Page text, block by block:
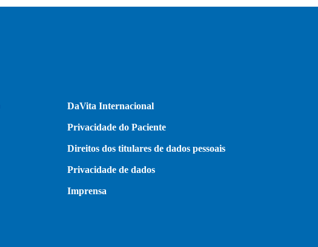
DaVita Internacional
Privacidade do Paciente
Direitos dos titulares de dados pessoais
Privacidade de dados
Imprensa